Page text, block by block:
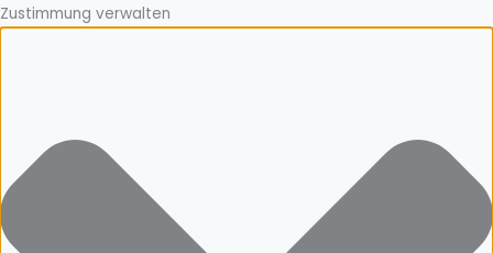
Zustimmung verwalten